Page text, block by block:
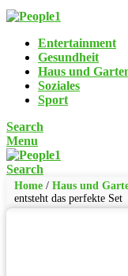
Entertainment
Gesundheit
Haus und
Soziales
Sport
Search
Menu
Search
Home / Haus und
entsteht das perfekte Set